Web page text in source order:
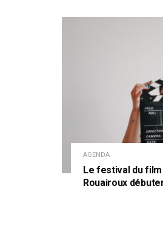
AGENDA
Le festival du
Rouairoux